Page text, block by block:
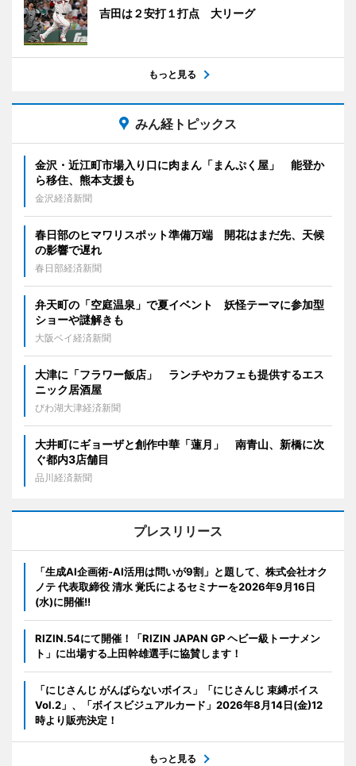
吉田は２安打１打点 大リーグ
もっと見る
みん経トピックス
金沢・近江町市場入り口に肉まん「まんぷく屋」 能登か
ら移住、熊本支援も
金沢経済新聞
春日部のヒマワリスポット準備万端 開花はまだ先、天候
の影響で遅れ
春日部経済新聞
弁天町の「空庭温泉」で夏イベント 妖怪テーマに参加型
ショーや謎解きも
大阪ベイ経済新聞
大津に「フラワー飯店」 ランチやカフェも提供するエス
ニック居酒屋
びわ湖大津経済新聞
大井町にギョーザと創作中華「蓮月」 南青山、新橋に次
ぐ都内3店舗目
品川経済新聞
プレスリリース
「生成AI企画術-AI活用は問いが9割」と題して、株式会社オク
ノテ 代表取締役 清水 覚氏によるセミナーを2026年9月16日
(水)に開催!!
RIZIN.54にて開催！「RIZIN JAPAN GP ヘビー級トーナメン
ト」に出場する上田幹雄選手に協賛します！
「にじさんじ がんばらないボイス」「にじさんじ 束縛ボイス
Vol.2」、「ボイスビジュアルカード」2026年8月14日(金)12
時より販売決定！
もっと見る